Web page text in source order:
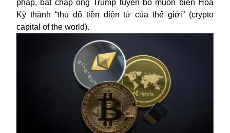
pháp, bất chấp ông Trump tuyên bố muốn biến Hoa
Kỳ thành “thủ đô tiền điện tử của thế giới” (crypto
capital of the world).